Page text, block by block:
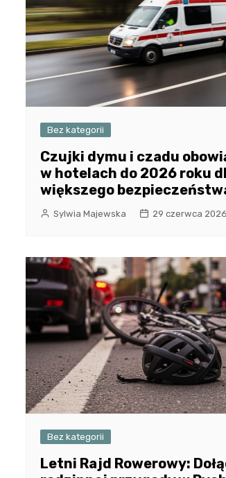
Bez kategorii
Czujki dymu i czadu
w hotelach do 2026 roku
większego
Sylwia Majewska 29 czerwca 2026
Bez kategorii
Letni Rajd Rowerowy: